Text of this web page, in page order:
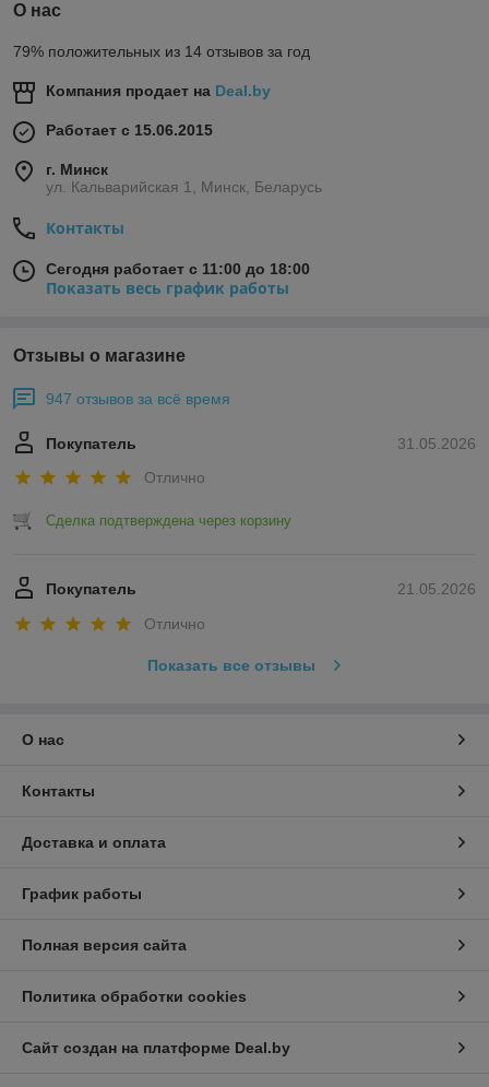
О нас
79% положительных из 14 отзывов за год
Компания продает на Deal.by
Работает с 15.06.2015
г. Минск
ул. Кальварийская 1, Минск, Беларусь
Контакты
Сегодня работает с 11:00 до 18:00
Показать весь график работы
Отзывы о магазине
947 отзывов за всё время
31.05.2026
Покупатель
Отлично
Сделка подтверждена через корзину
21.05.2026
Покупатель
Отлично
Показать все отзывы
О нас
Контакты
Доставка и оплата
График работы
Полная версия сайта
Политика обработки cookies
Сайт создан на платформе Deal.by